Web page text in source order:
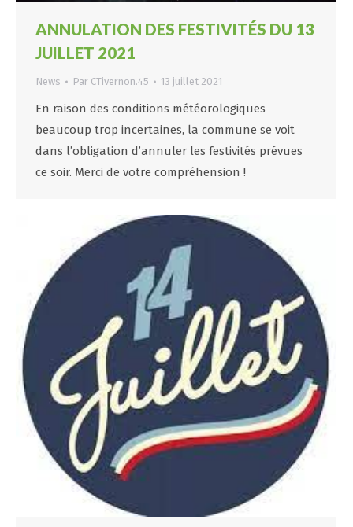
ANNULATION DES FESTIVITÉS DU 13
JUILLET 2021
News Par CTivernon.45 13 juillet 2021
En raison des conditions météorologiques
beaucoup trop incertaines, la commune se voit
dans l’obligation d’annuler les festivités prévues
ce soir. Merci de votre compréhension !